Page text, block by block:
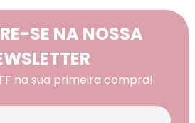
SE NA NOSSA
na sua primeira compra!